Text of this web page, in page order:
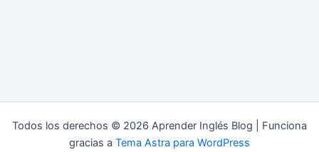
Todos los derechos © 2026 Aprender Inglés Blog | Funciona
gracias a Tema Astra para WordPress